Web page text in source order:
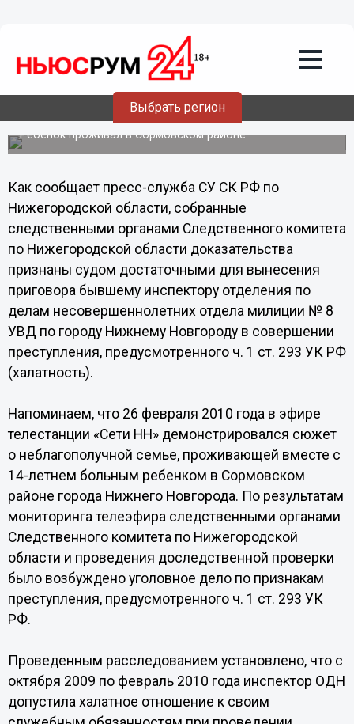
Выбрать регион
Инспектору по делам
несовершеннолетних, допустившей
появление в нижегородской семье
"мальчика-маугли", вынесли приговор
Ребенок проживал в Сормовском районе.
Как сообщает пресс-служба СУ СК РФ по
Нижегородской области, собранные
следственными органами Следственного комитета
по Нижегородской области доказательства
признаны судом достаточными для вынесения
приговора бывшему инспектору отделения по
делам несовершеннолетних отдела милиции № 8
УВД по городу Нижнему Новгороду в совершении
преступления, предусмотренного ч. 1 ст. 293 УК РФ
(халатность).
Напоминаем, что 26 февраля 2010 года в эфире
телестанции «Сети НН» демонстрировался сюжет
о неблагополучной семье, проживающей вместе с
14-летнем больным ребенком в Сормовском
районе города Нижнего Новгорода. По результатам
мониторинга телеэфира следственными органами
Следственного комитета по Нижегородской
области и проведения доследственной проверки
было возбуждено уголовное дело по признакам
преступления, предусмотренного ч. 1 ст. 293 УК
РФ.
Проведенным расследованием установлено, что с
октября 2009 по февраль 2010 года инспектор ОДН
допустила халатное отношение к своим